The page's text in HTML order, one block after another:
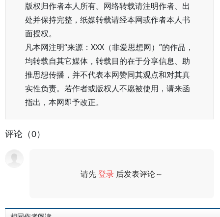
版权归作者本人所有。网络转载请注明作者、出
处并保持完整，纸媒转载请经本网或作者本人书
面授权。
凡本网注明“来源：XXX（非爱思想网）”的作品，
均转载自其它媒体，转载目的在于分享信息、助
推思想传播，并不代表本网赞同其观点和对其真
实性负责。若作者或版权人不愿被使用，请来函
指出，本网即予改正。
评论（0）
请先登录 后发表评论～